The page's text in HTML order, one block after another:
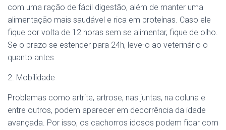
com uma ração de fácil digestão, além de manter uma
alimentação mais saudável e rica em proteínas. Caso ele
fique por volta de 12 horas sem se alimentar, fique de olho.
Se o prazo se estender para 24h, leve-o ao veterinário o
quanto antes.
2. Mobilidade
Problemas como artrite, artrose, nas juntas, na coluna e
entre outros, podem aparecer em decorrência da idade
avançada. Por isso, os cachorros idosos podem ficar com